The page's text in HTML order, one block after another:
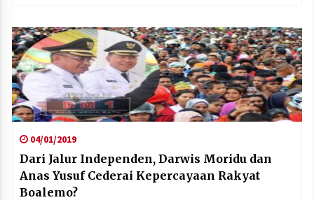
04/01/2019
Dari Jalur Independen, Darwis Moridu dan
Anas Yusuf Cederai Kepercayaan Rakyat
Boalemo?